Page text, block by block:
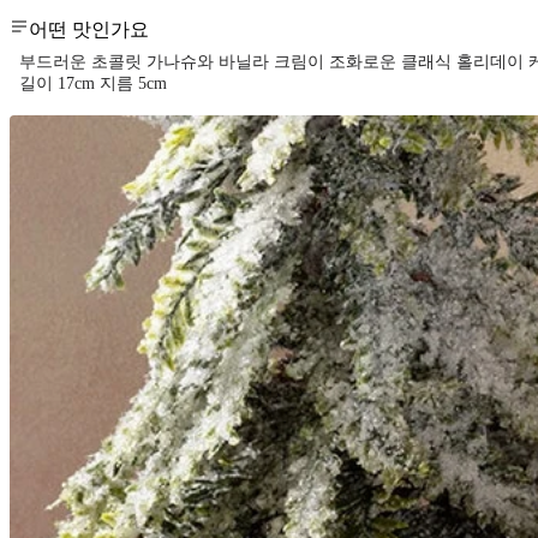
어떤 맛인가요
부드러운 초콜릿 가나슈와 바닐라 크림이 조화로운 클래식 홀리데이
길이 17cm 지름 5cm